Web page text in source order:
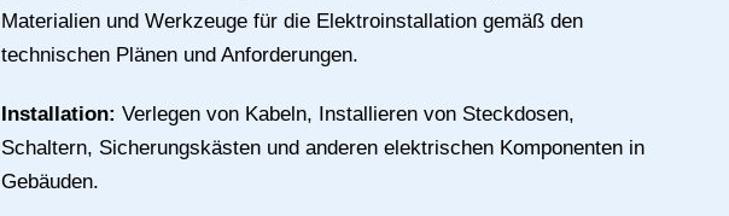
Materialien und Werkzeuge für die Elektroinstallation gemäß den
technischen Plänen und Anforderungen.
Installation: Verlegen von Kabeln, Installieren von Steckdosen,
Schaltern, Sicherungskästen und anderen elektrischen Komponenten in
Gebäuden.